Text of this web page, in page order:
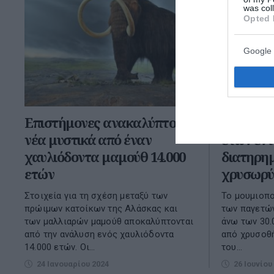
was
Opted
Google
Επιστήμονες ανακαλύπτουν
νέα μυστικά από έναν
χαυλιόδοντα μαμούθ 14.000
ετών
Στοιχεία για τη σχέση μεταξύ των
πρώιμων κατοίκων της Αλάσκας και
των μαλλιαρών μαμούθ αποκαλύπτονται
από την ανάλυση ενός χαυλιόδοντα
14.000 ετών. Οι...
24 Ιανουαρίου 2024
Μωρό
ετών
Το
των
άνω των
από
του...
26